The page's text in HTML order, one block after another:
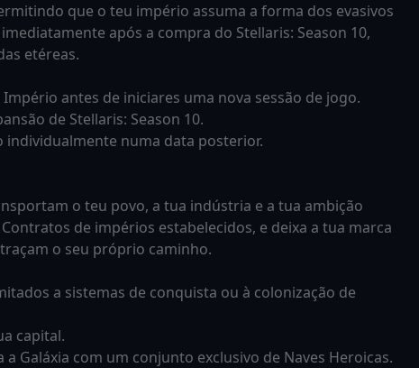
que o teu império assuma a forma dos evasivos
após a compra do Stellaris: Season 10,
etéreas.
antes de iniciares uma nova sessão de jogo.
de Stellaris: Season 10.
numa data posterior.
o teu povo, a tua indústria e a tua ambição
de impérios estabelecidos, e deixa a tua marca
o seu próprio caminho.
a sistemas de conquista ou à colonização de
capital.
Galáxia com um conjunto exclusivo de Naves Heroicas.